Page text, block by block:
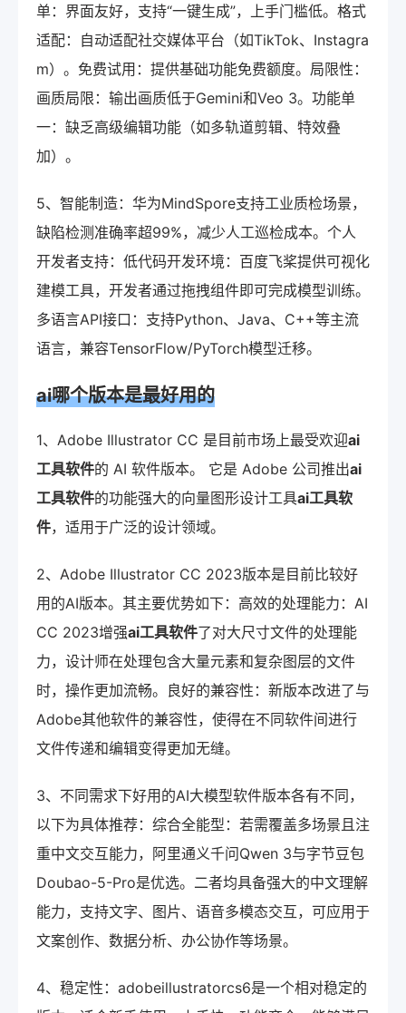
单：界面友好，支持“一键生成”，上手门槛低。格式
适配：自动适配社交媒体平台（如TikTok、Instagra
m）。免费试用：提供基础功能免费额度。局限性：
画质局限：输出画质低于Gemini和Veo 3。功能单
一：缺乏高级编辑功能（如多轨道剪辑、特效叠
加）。
5、智能制造：华为MindSpore支持工业质检场景，
缺陷检测准确率超99%，减少人工巡检成本。个人
开发者支持：低代码开发环境：百度飞桨提供可视化
建模工具，开发者通过拖拽组件即可完成模型训练。
多语言API接口：支持Python、Java、C++等主流
语言，兼容TensorFlow/PyTorch模型迁移。
ai哪个版本是最好用的
1、Adobe Illustrator CC 是目前市场上最受欢迎ai
工具软件的 AI 软件版本。 它是 Adobe 公司推出ai
工具软件的功能强大的向量图形设计工具ai工具软
件，适用于广泛的设计领域。
2、Adobe Illustrator CC 2023版本是目前比较好
用的AI版本。其主要优势如下：高效的处理能力：AI
CC 2023增强ai工具软件了对大尺寸文件的处理能
力，设计师在处理包含大量元素和复杂图层的文件
时，操作更加流畅。良好的兼容性：新版本改进了与
Adobe其他软件的兼容性，使得在不同软件间进行
文件传递和编辑变得更加无缝。
3、不同需求下好用的AI大模型软件版本各有不同，
以下为具体推荐：综合全能型：若需覆盖多场景且注
重中文交互能力，阿里通义千问Qwen 3与字节豆包
Doubao-5-Pro是优选。二者均具备强大的中文理解
能力，支持文字、图片、语音多模态交互，可应用于
文案创作、数据分析、办公协作等场景。
4、稳定性：adobeillustratorcs6是一个相对稳定的